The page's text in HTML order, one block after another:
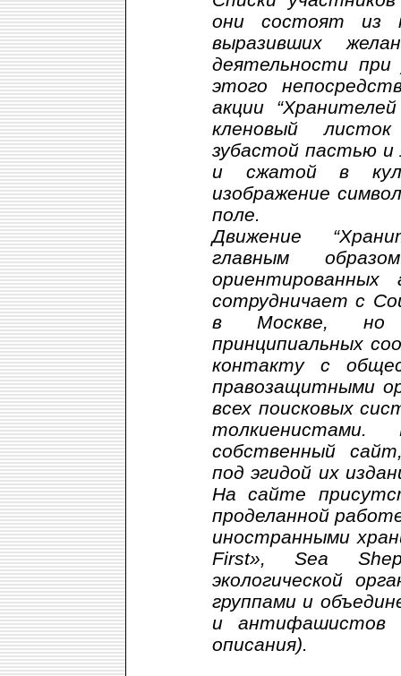
они состоят из
выразивших
деятельности при
этого
акции
кленовый
зубастой пастью и
и сжатой в
изображение
поле.
Движение
главным
сотрудничает с
в Москве, но
принципиальных
контакту с
правозащитными
всех поисковых
собственный
под эгидой их
На сайте
проделанной
иностранными
First», Sea
экологической
группами и
и антифашистов
описания).